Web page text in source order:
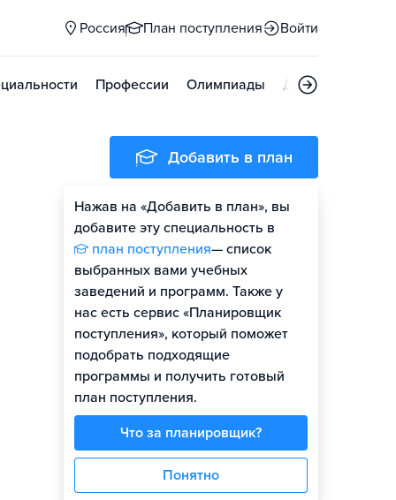
Россия План поступления Войти
Профессии Олимпиады Дни открытых
Добавить в план
Нажав на «Добавить в план», вы
добавите эту специальность в
план поступления— список
выбранных вами учебных
заведений и программ. Также у
нас есть сервис «Планировщик
поступления», который поможет
подобрать подходящие
программы и получить готовый
план поступления.
Что за планировщик?
Понятно